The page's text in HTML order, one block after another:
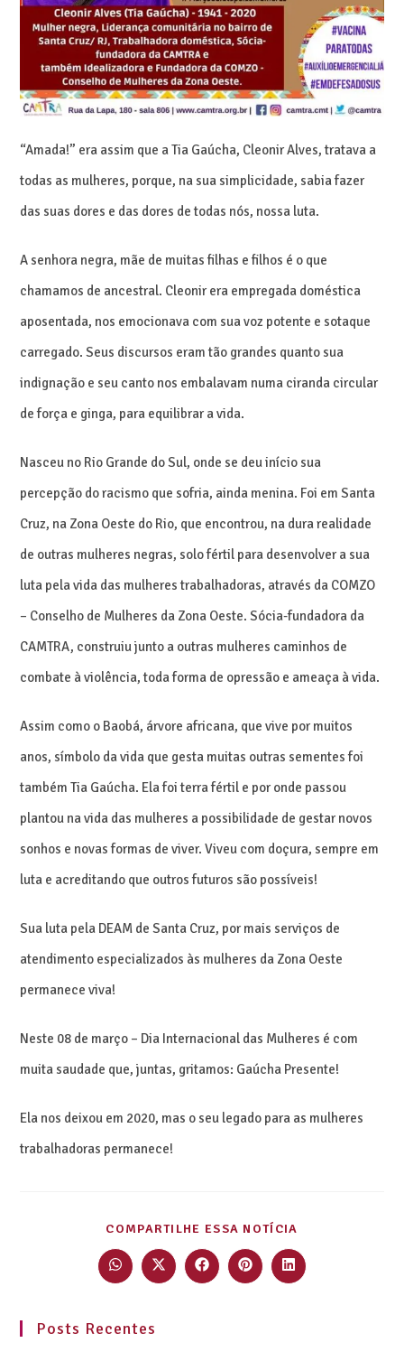
“Amada!” era assim que a Tia Gaúcha, Cleonir Alves, tratava a
todas as mulheres, porque, na sua simplicidade, sabia fazer
das suas dores e das dores de todas nós, nossa luta.
A senhora negra, mãe de muitas filhas e filhos é o que
chamamos de ancestral. Cleonir era empregada doméstica
aposentada, nos emocionava com sua voz potente e sotaque
carregado. Seus discursos eram tão grandes quanto sua
indignação e seu canto nos embalavam numa ciranda circular
de força e ginga, para equilibrar a vida.
Nasceu no Rio Grande do Sul, onde se deu início sua
percepção do racismo que sofria, ainda menina. Foi em Santa
Cruz, na Zona Oeste do Rio, que encontrou, na dura realidade
de outras mulheres negras, solo fértil para desenvolver a sua
luta pela vida das mulheres trabalhadoras, através da COMZO
– Conselho de Mulheres da Zona Oeste. Sócia-fundadora da
CAMTRA, construiu junto a outras mulheres caminhos de
combate à violência, toda forma de opressão e ameaça à vida.
Assim como o Baobá, árvore africana, que vive por muitos
anos, símbolo da vida que gesta muitas outras sementes foi
também Tia Gaúcha. Ela foi terra fértil e por onde passou
plantou na vida das mulheres a possibilidade de gestar novos
sonhos e novas formas de viver. Viveu com doçura, sempre em
luta e acreditando que outros futuros são possíveis!
Sua luta pela DEAM de Santa Cruz, por mais serviços de
atendimento especializados às mulheres da Zona Oeste
permanece viva!
Neste 08 de março – Dia Internacional das Mulheres é com
muita saudade que, juntas, gritamos: Gaúcha Presente!
Ela nos deixou em 2020, mas o seu legado para as mulheres
trabalhadoras permanece!
COMPARTILHE ESSA NOTÍCIA
Posts Recentes